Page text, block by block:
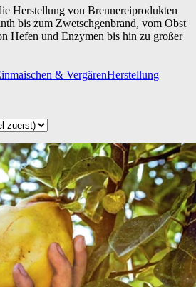
Herstellung von Brennereiprodukten
bis zum Zwetschgenbrand, vom Obst
Hefen und Enzymen bis hin zu großer
& VergärenHerstellung